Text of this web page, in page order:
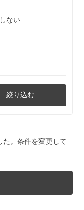
ない
絞り込む
。条件を変更して